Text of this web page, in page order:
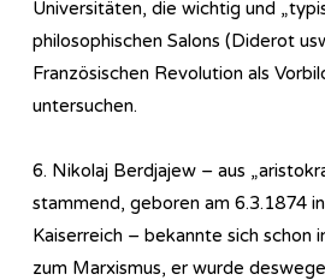
Universitäten, die wichtig und
philosophischen Salons (Diderot
Französischen Revolution als
untersuchen.
6. Nikolaj Berdjajew – aus
stammend, geboren am 6.3.1874
Kaiserreich – bekannte sich schon
zum Marxismus, er wurde